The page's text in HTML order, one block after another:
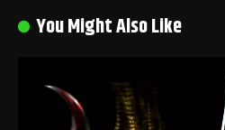
You Might Also Like